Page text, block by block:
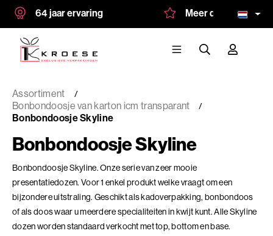
64 jaar ervaring Meer dan 1.500
Assortiment
Bonbondoosje van karton icm transparant
Bonbondoosje Skyline
Bonbondoosje Skyline
Bonbondoosje Skyline. Onze serie van zeer mooie
presentatiedozen. Voor 1 enkel produkt welke vraagt om een
bijzondere uitstraling. Geschikt als kadoverpakking, bonbondoos
of als doos waar u meerdere specialiteiten in kwijt kunt. Alle Skyline
dozen worden standaard verkocht met top, bottom en base.